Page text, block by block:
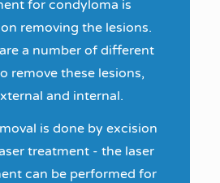
for condyloma is
removing the lesions.
a number of different
remove these lesions,
and internal.
is done by excision
treatment - the laser
can be performed for